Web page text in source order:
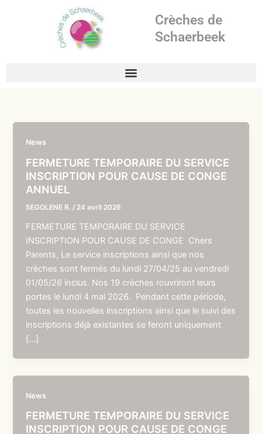
Crèches de
Schaerbeek
News
FERMETURE TEMPORAIRE DU SERVICE
INSCRIPTION POUR CAUSE DE CONGE
ANNUEL
SEGOLENE R. / 24 avril 2026
FERMETURE TEMPORAIRE DU SERVICE
INSCRIPTION POUR CAUSE DE CONGE Chers
Parents, Le service inscriptions ainsi que nos
crèches sont fermés du lundi 27/04/25 au vendredi
01/05/26 inclus. Nos 19 crèches rouvriront leurs
portes le lundi 4 mai 2026. Pendant cette période,
toutes les nouvelles inscriptions ainsi que le suivi des
inscriptions déjà existantes se feront uniquement
[…]
News
FERMETURE TEMPORAIRE DU SERVICE
INSCRIPTION POUR CAUSE DE CONGE